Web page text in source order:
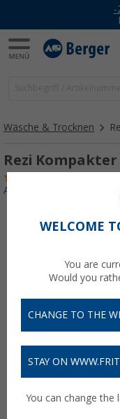
-
Mit
Wäsche & Trocknen
Rezi
Art.-Nr.: 489550
WELCOME
You are
Would you
CHANGE TO THE
STAY ON
You can change the